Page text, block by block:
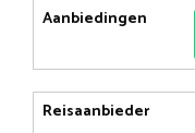
Aanbiedingen
Reisaanbieder